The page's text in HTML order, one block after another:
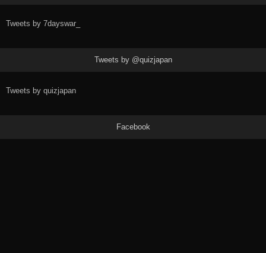
Tweets by 7dayswar_
Tweets by @quizjapan
Tweets by quizjapan
Facebook